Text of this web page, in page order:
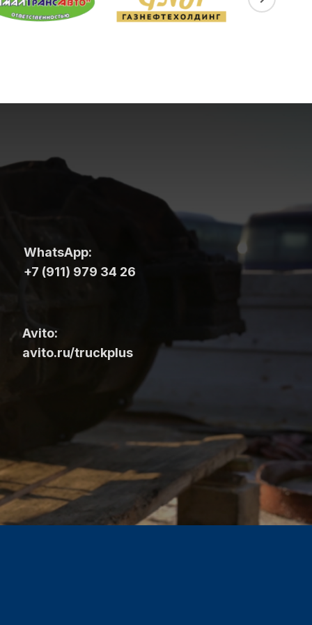
WhatsApp:
+7 (911) 979 34 26
Avito:
avito.ru/truckplus